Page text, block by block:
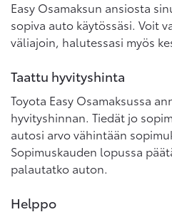
Easy Osamaksun ansiosta
sopiva auto käytössäsi. Voit
väliajoin, halutessasi myös
Taattu hyvityshinta
Toyota Easy Osamaksussa
hyvityshinnan. Tiedät jo
autosi arvo vähintään
Sopimuskauden lopussa
palautatko auton.
Helppo